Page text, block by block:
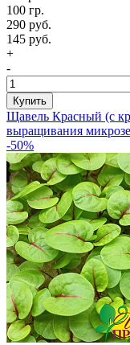
100 гр.
290 руб.
145 руб.
+
-
Купить
Щавель Красный (с
выращивания
-50%